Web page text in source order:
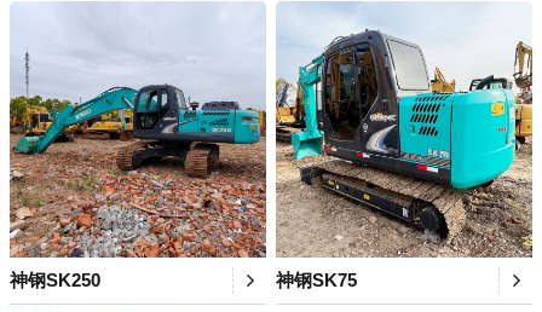
神钢SK250 神钢SK75